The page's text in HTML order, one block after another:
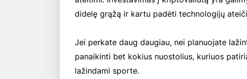
didelę grąžą ir kartu padėti technologijų
Jei perkate daug daugiau, nei planuojate
panaikinti bet kokius nuostolius, kuriuos
lažindami sporte.